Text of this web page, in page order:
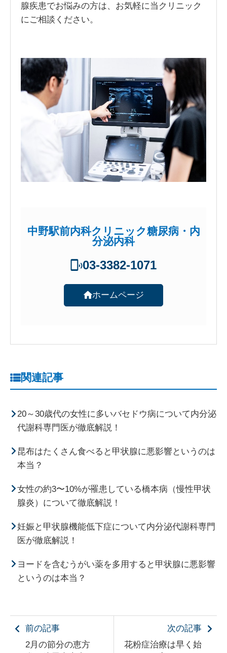
腺疾患でお悩みの方は、お気軽に当クリニック
にご相談ください。
中野駅前内科クリニック糖尿病・内
分泌内科
03-3382-1071
ホームページ
関連記事
20～30歳代の女性に多いバセドウ病について内分泌
代謝科専門医が徹底解説！
昆布はたくさん食べると甲状腺に悪影響というのは
本当？
女性の約3〜10%が罹患している橋本病（慢性甲状
腺炎）について徹底解説！
妊娠と甲状腺機能低下症について内分泌代謝科専門
医が徹底解説！
ヨードを含むうがい薬を多用すると甲状腺に悪影響
というのは本当？
前の記事
2月の節分の恵方
次の記事
花粉症治療は早く始